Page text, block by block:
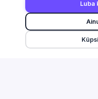
Edetabel
Luba